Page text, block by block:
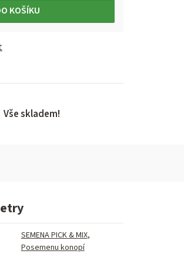
KOŠÍKU
Vše skladem!
SEMENA PICK & MIX,
Posemenu konopí